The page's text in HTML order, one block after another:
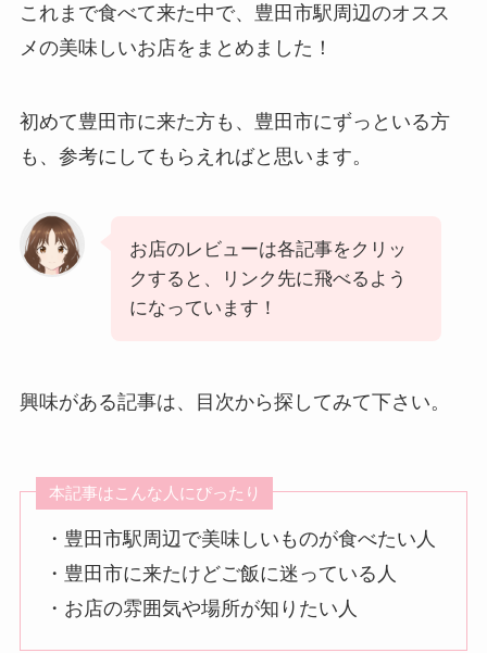
これまで食べて来た中で、豊田市駅周辺のオスス
メの美味しいお店をまとめました！
初めて豊田市に来た方も、豊田市にずっといる方
も、参考にしてもらえればと思います。
お店のレビューは各記事をクリッ
クすると、リンク先に飛べるよう
になっています！
興味がある記事は、目次から探してみて下さい。
本記事はこんな人にぴったり
・豊田市駅周辺で美味しいものが食べたい人
・豊田市に来たけどご飯に迷っている人
・お店の雰囲気や場所が知りたい人